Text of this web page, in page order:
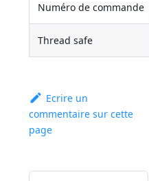
Numéro de commande
Thread safe
Ecrire un
commentaire sur cette
page